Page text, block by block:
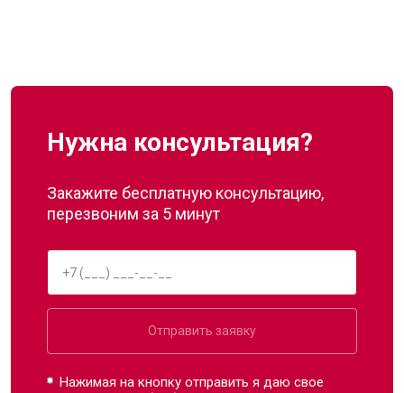
Нужна консультация?
Закажите бесплатную консультацию,
перезвоним за 5 минут
Отправить заявку
Нажимая на кнопку отправить я даю свое